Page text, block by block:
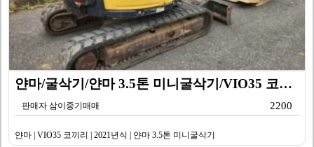
얀마/굴삭기/얀마 3.5톤 미니굴삭기/VIO35 코끼리…
판매자 삼이중기매매 2200
얀마 | VIO35 코끼리 | 2021년식 | 얀마 3.5톤 미니굴삭기